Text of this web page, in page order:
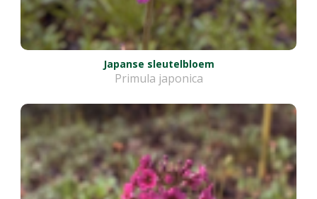
Japanse sleutelbloem
Primula japonica